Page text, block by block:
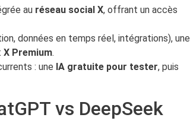
au réseau social X, offrant un accès
données en temps réel, intégrations), une
X Premium.
: une IA gratuite pour tester, puis
vs DeepSeek